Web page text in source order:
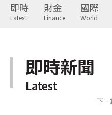
即時
Latest
財金
Finance
國際
World
即時新聞
Latest
下一